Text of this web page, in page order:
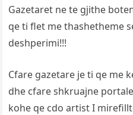
Gazetaret ne te gjithe
qe ti flet me thashetheme
deshperimi!!!
Cfare gazetare je ti qe me
dhe cfare shkruajne
kohe qe cdo artist I